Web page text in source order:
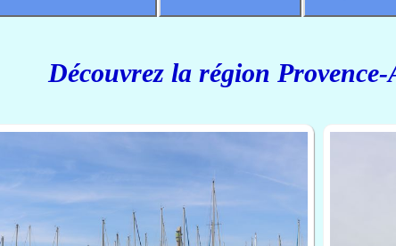
Découvrez la région